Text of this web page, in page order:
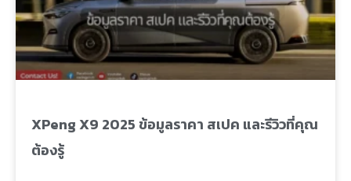
XPeng X9 2025 ข้อมูลราคา สเปค และรีวิวที่คุณ
ต้องรู้